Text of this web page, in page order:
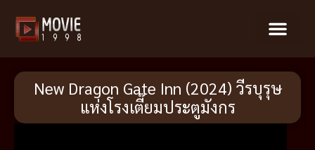
New Dragon Gate Inn (2024) วีรบุรุษ
แห่งโรงเตี๊ยมประตูมังกร